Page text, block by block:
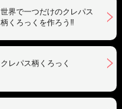
世界で一つだけのクレパス
柄くろっくを作ろう‼︎
クレパス柄くろっく